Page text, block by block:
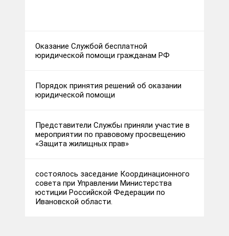
Оказание Службой бесплатной
юридической помощи гражданам РФ
Порядок принятия решений об оказании
юридической помощи
Представители Службы приняли участие в
мероприятии по правовому просвещению
«Защита жилищных прав»
состоялось заседание Координационного
совета при Управлении Министерства
юстиции Российской Федерации по
Ивановской области.